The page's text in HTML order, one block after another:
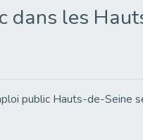
dans les
public Hauts-de-Seine